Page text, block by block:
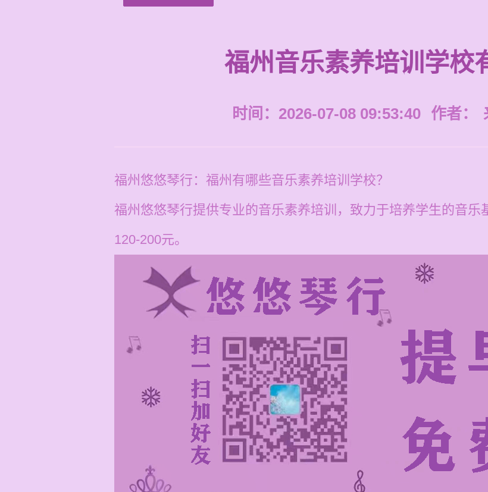
福州音乐素养培训学校
时间：2026-07-08 09:53:40 作者：
福州悠悠琴行：福州有哪些音乐素养培训学校？
福州悠悠琴行提供专业的音乐素养培训，致力于培养学生的音
120-200元。